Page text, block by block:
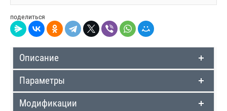
поделиться
Описание
Параметры
Модификации